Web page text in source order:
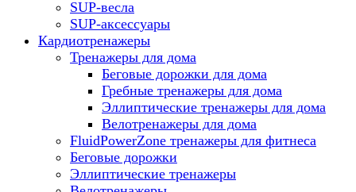
SUP-весла
SUP-аксессуары
Кардиотренажеры
Тренажеры для дома
Беговые дорожки для дома
Гребные тренажеры для дома
Эллиптические тренажеры для дома
Велотренажеры для дома
FluidPowerZone тренажеры для фитнеса
Беговые дорожки
Эллиптические тренажеры